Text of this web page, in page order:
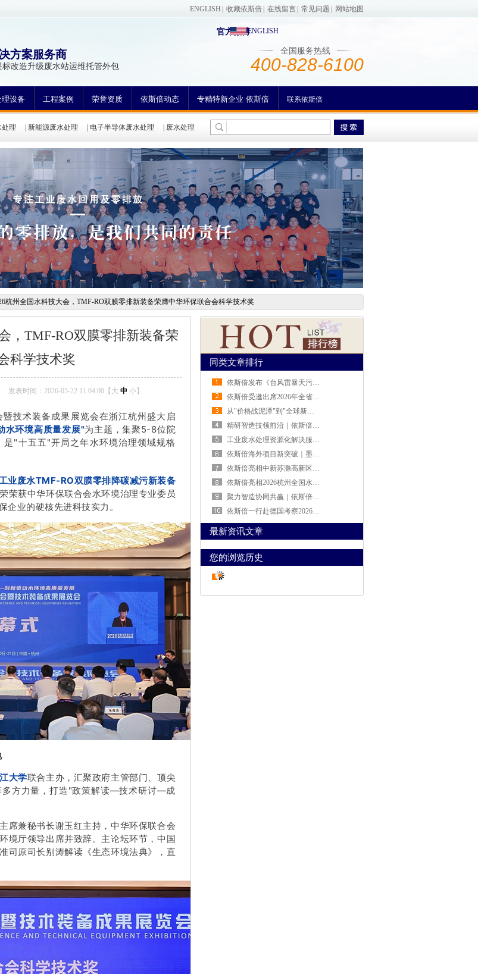
ENGLISH 收藏依斯倍 在线留言 常见问题 网站地图
方案服务商
改造升级废水站运维托管外包
ENGLISH
官方微博
全国服务热线
400-828-6100
设备 工程案例 荣誉资质 依斯倍动态 专精特新企业·依斯倍 联系依斯倍
理 新能源废水处理 电子半导体废水处理 废水处理
杭州全国水科技大会，TMF-RO双膜零排新装备荣膺中华环保联合会科学技术奖
，TMF-RO双膜零排新装备荣
科学技术奖
发表时间：2026-05-22 11:04:00【 大 中 小】
技术装备成果展览会在浙江杭州盛大启
环境高质量发展"为主题，集聚5-8位院
"十五五"开局之年水环境治理领域规格
业废水TMF-RO双膜零排降碳减污新装备
荣获中华环保联合会水环境治理专业委员
企业的硬核先进科技实力。
大学联合主办，汇聚政府主管部门、顶尖
多方力量，打造"政策解读—技术研讨—成
席兼秘书长谢玉红主持，中华环保联合会
境厅领导出席并致辞。主论坛环节，中国
司原司长别涛解读《生态环境法典》，直
同类文章排行
依斯倍发布《台风雷暴天污水站运维防护指南》 助力工业企业安全度汛
依斯倍受邀出席2026年全省制造业中试平台相关工作宣贯活动
从"价格战泥潭"到"全球新蓝海"：依斯倍的废水处理出海破局之路
精研智造技领前沿｜依斯倍走进马尔精密量仪，共探高端制造绿色发展新路径
工业废水处理资源化解决服务商依斯倍公司介绍
依斯倍海外项目新突破｜墨西哥汽车零部件涂装废水处理系统全面达标投运
依斯倍亮相中新苏滁高新区绿色化与智能化升级改造对接会 工业水资源化智慧方案赋能产业绿色转型
依斯倍亮相2026杭州全国水科技大会，TMF-RO双膜零排新装备荣膺中华环保联合会科学技术奖
聚力智造协同共赢｜依斯倍走进追觅科技，与MOVA生态链企业完成战略签约
依斯倍一行赴德国考察2026慕尼黑国际环博会(IFAT Munich)深度布局全球废水资源化技术前沿
最新资讯文章
您的浏览历史